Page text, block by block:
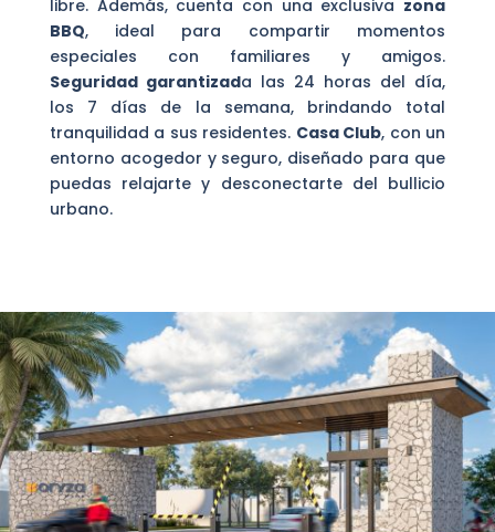
libre. Además, cuenta con una exclusiva zona
BBQ, ideal para compartir momentos
especiales con familiares y amigos.
Seguridad garantizada las 24 horas del día,
los 7 días de la semana, brindando total
tranquilidad a sus residentes. Casa Club, con un
entorno acogedor y seguro, diseñado para que
puedas relajarte y desconectarte del bullicio
urbano.